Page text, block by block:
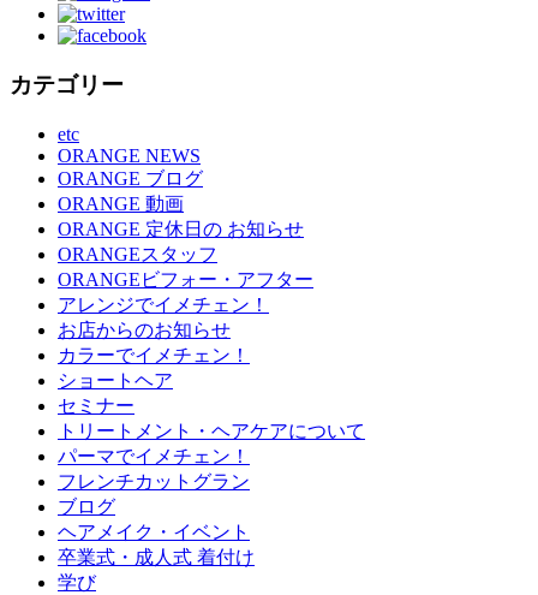
カテゴリー
etc
ORANGE NEWS
ORANGE ブログ
ORANGE 動画
ORANGE 定休日の お知らせ
ORANGEスタッフ
ORANGEビフォー・アフター
アレンジでイメチェン！
お店からのお知らせ
カラーでイメチェン！
ショートヘア
セミナー
トリートメント・ヘアケアについて
パーマでイメチェン！
フレンチカットグラン
ブログ
ヘアメイク・イベント
卒業式・成人式 着付け
学び